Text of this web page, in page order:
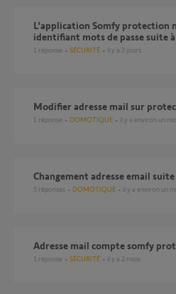
L'application Somfy protection ne reconnaît plus mes
identifiant mots de passe suite
1 réponse SÉCURITÉ il y a 2 jours
Modifier adresse mail sur protec
1 réponse DOMOTIQUE il y a environ un
Changement adresse email
5 réponses DOMOTIQUE il y a environ un
Adresse mail compte somfy
1 réponse SÉCURITÉ il y a 2 mois